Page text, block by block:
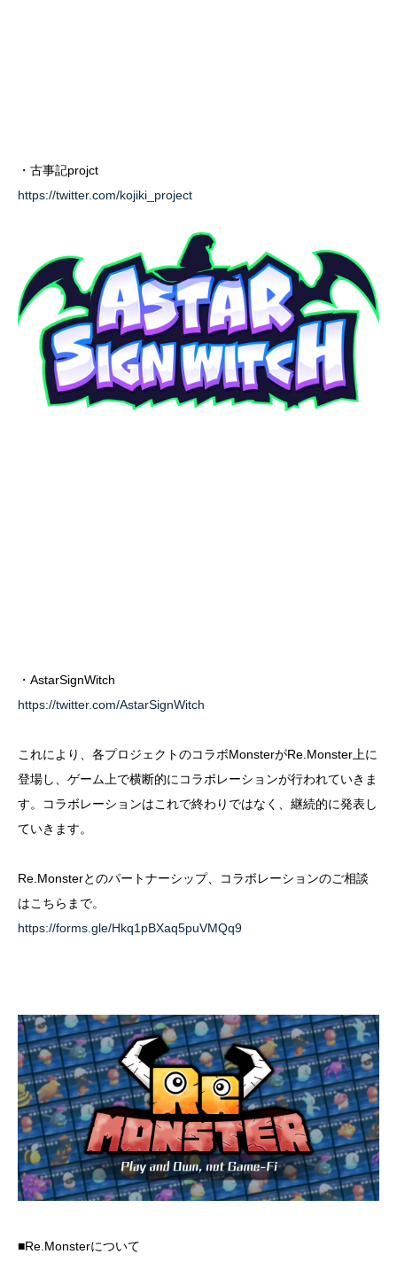
・古事記projct
https://twitter.com/kojiki_project
・AstarSignWitch
https://twitter.com/AstarSignWitch
これにより、各プロジェクトのコラボMonsterがRe.Monster上に
登場し、ゲーム上で横断的にコラボレーションが行われていきま
す。コラボレーションはこれで終わりではなく、継続的に発表し
ていきます。
Re.Monsterとのパートナーシップ、コラボレーションのご相談
はこちらまで。
https://forms.gle/Hkq1pBXaq5puVMQq9
■Re.Monsterについて